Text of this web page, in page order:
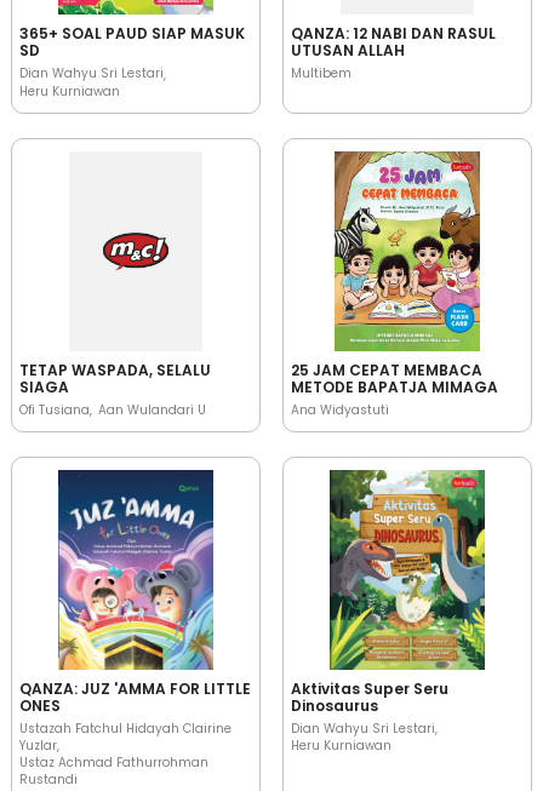
365+ SOAL PAUD SIAP MASUK
SD
Dian Wahyu Sri Lestari
Heru Kurniawan
QANZA: 12 NABI DAN RASUL
UTUSAN ALLAH
Multibem
TETAP WASPADA, SELALU
SIAGA
Ofi Tusiana Aan Wulandari U
25 JAM CEPAT MEMBACA
METODE BAPATJA MIMAGA
Ana Widyastuti
QANZA: JUZ 'AMMA FOR LITTLE
ONES
Ustazah Fatchul Hidayah Clairine
Yuzlar
Ustaz Achmad Fathurrohman
Rustandi
Aktivitas Super Seru
Dinosaurus
Dian Wahyu Sri Lestari
Heru Kurniawan